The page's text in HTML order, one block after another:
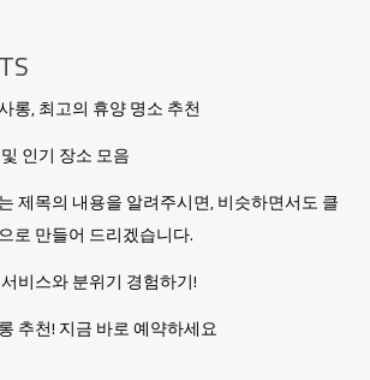
롱, 최고의 휴양 명소 추천
인기 장소 모음
제목의 내용을 알려주시면, 비슷하면서도 클
로 만들어 드리겠습니다.
비스와 분위기 경험하기!
추천! 지금 바로 예약하세요